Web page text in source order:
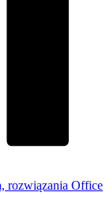
rozwiązania Office